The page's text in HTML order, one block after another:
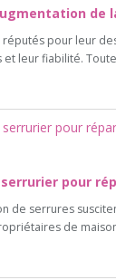
pour leur
leur fiabilité.
pour
de serrures
de